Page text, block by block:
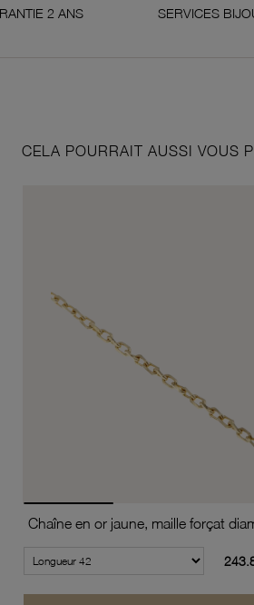
2 ANS SERVICES
CELA POURRAIT AUSSI VOUS